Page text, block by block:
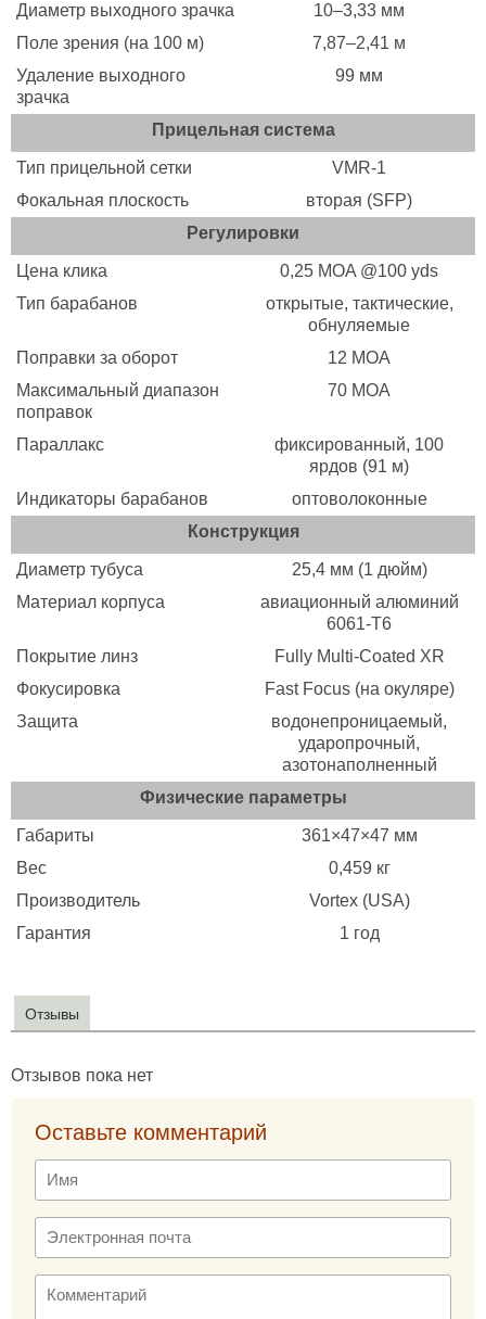
Диаметр выходного зрачка
10–3,33 мм
Поле зрения (на 100 м)
7,87–2,41 м
Удаление выходного
зрачка
99 мм
Прицельная система
Тип прицельной сетки
VMR-1
Фокальная плоскость
вторая (SFP)
Регулировки
Цена клика
0,25 MOA @100 yds
Тип барабанов
открытые, тактические,
обнуляемые
Поправки за оборот
12 MOA
Максимальный диапазон
поправок
70 MOA
Параллакс
фиксированный, 100
ярдов (91 м)
Индикаторы барабанов
оптоволоконные
Конструкция
Диаметр тубуса
25,4 мм (1 дюйм)
Материал корпуса
авиационный алюминий
6061-T6
Покрытие линз
Fully Multi-Coated XR
Фокусировка
Fast Focus (на окуляре)
Защита
водонепроницаемый,
ударопрочный,
азотонаполненный
Физические параметры
Габариты
361×47×47 мм
Вес
0,459 кг
Производитель
Vortex (USA)
Гарантия
1 год
Отзывы
Отзывов пока нет
Оставьте комментарий